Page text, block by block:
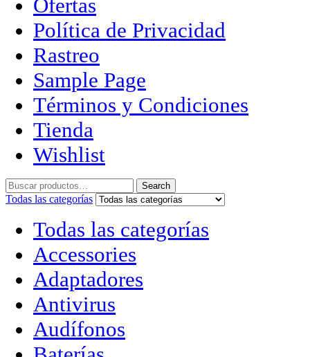
Ofertas
Política de Privacidad
Rastreo
Sample Page
Términos y Condiciones
Tienda
Wishlist
Search
Todas las categorías
Todas las categorías
Accessories
Adaptadores
Antivirus
Audífonos